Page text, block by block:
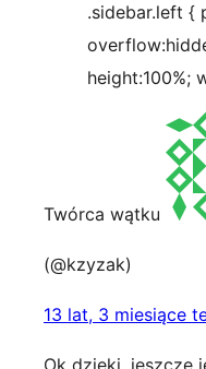
.sidebar.left {
height:100%;
Twórca wątku
(@kzyzak)
13 lat, 3 miesiące
Ok dzięki, jeszcze